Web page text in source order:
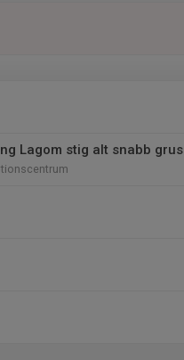
Lagom stig alt snabb grus